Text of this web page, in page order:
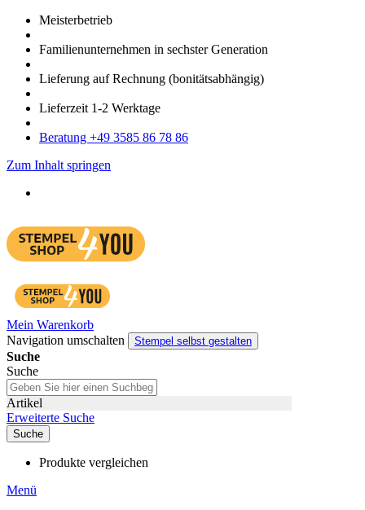
Meister­betrieb
Familien­unter­nehmen in sechster Gene­ration
Lieferung auf Rech­nung (bonitätsabhängig)
Liefer­zeit 1-2 Werk­tage
Bera­tung +49 3585 86 78 86
Zum Inhalt springen
Mein Warenkorb
Navigation umschalten
Stempel selbst gestalten
Suche
Suche
Artikel
Erweiterte Suche
Suche
Produkte vergleichen
Menü